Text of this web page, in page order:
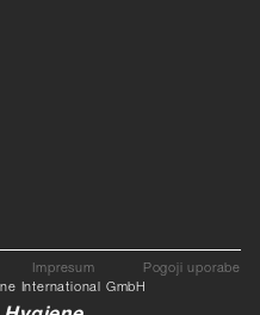
Impresum
Pogoji uporabe
International GmbH